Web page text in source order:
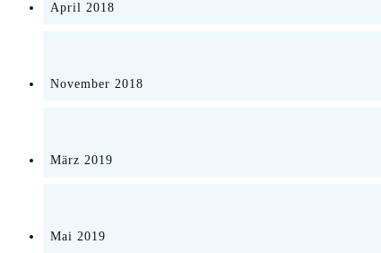
April 2018
November 2018
März 2019
Mai 2019